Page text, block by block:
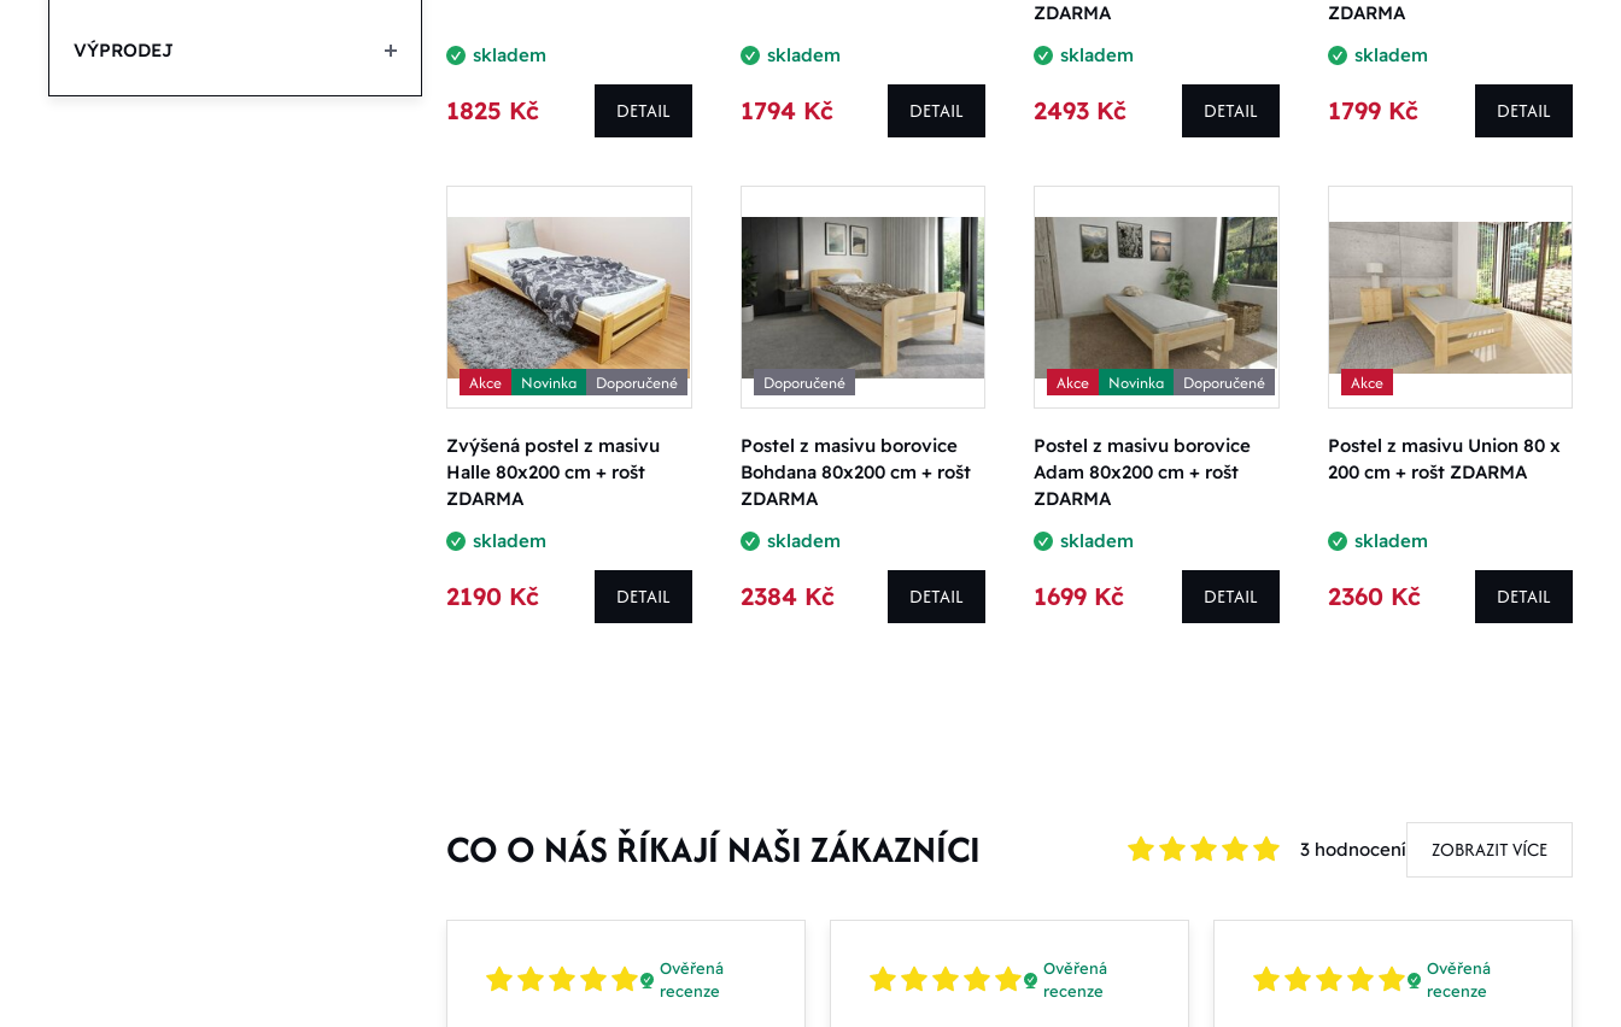
VÝPRODEJ skladem
1825 Kč DETAIL
skladem
1794 Kč DETAIL
ZDARMA
skladem
2493 Kč DETAIL
ZDARMA
skladem
1799 Kč DETAIL
Akce Novinka Doporučené
Zvýšená postel z masivu
Halle 80x200 cm + rošt
ZDARMA
skladem
2190 Kč DETAIL
Doporučené
Postel z masivu borovice
Bohdana 80x200 cm + rošt
ZDARMA
skladem
2384 Kč DETAIL
Akce Novinka Doporučené
Postel z masivu borovice
Adam 80x200 cm + rošt
ZDARMA
skladem
1699 Kč DETAIL
Akce
Postel z masivu Union 80 x
200 cm + rošt ZDARMA
skladem
2360 Kč DETAIL
CO O NÁS ŘÍKAJÍ NAŠI ZÁKAZNÍCI 3 hodnocení ZOBRAZIT VÍCE
Ověřená
recenze
Ověřená
recenze
Ověřená
recenze